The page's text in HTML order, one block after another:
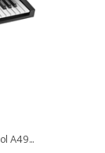
A49...